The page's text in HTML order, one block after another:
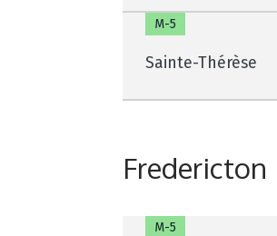
M-5
Sainte-Thérèse
Fredericton
M-5